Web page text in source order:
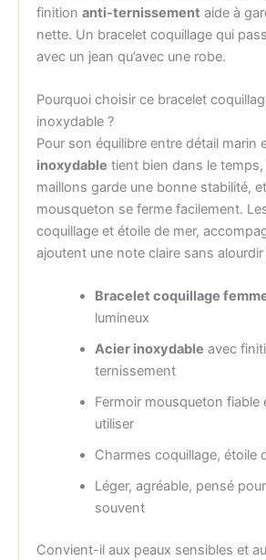
finition anti-ternissement aide à
nette. Un bracelet coquillage qui
avec un jean qu’avec une robe.
Pourquoi choisir ce bracelet
inoxydable ?
Pour son équilibre entre détail marin
inoxydable tient bien dans le temps,
maillons garde une bonne stabilité,
mousqueton se ferme facilement.
coquillage et étoile de mer,
ajoutent une note claire sans alourdir
Bracelet coquillage
lumineux
Acier inoxydable avec
ternissement
Fermoir mousqueton fiable
utiliser
Charmes coquillage, étoile
Léger, agréable, pensé
souvent
Convient-il aux peaux sensibles et